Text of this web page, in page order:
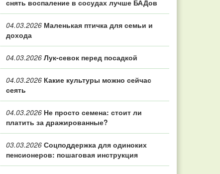
снять воспаление в сосудах лучше БАДов
04.03.2026 Маленькая птичка для семьи и
дохода
04.03.2026 Лук-севок перед посадкой
04.03.2026 Какие культуры можно сейчас
сеять
04.03.2026 Не просто семена: стоит ли
платить за дражированные?
03.03.2026 Соцподдержка для одиноких
пенсионеров: пошаговая инструкция